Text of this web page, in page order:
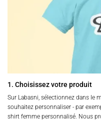
1. Choisissez votre produit
Sur Labasni, sélectionnez dans le
souhaitez personnaliser - par
shirt femme personnalisé. Nous